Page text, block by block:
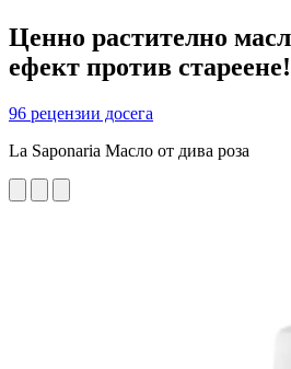
Ценно растително
ефект против стареене!
96 рецензии досега
La Saponaria Масло от дива роза